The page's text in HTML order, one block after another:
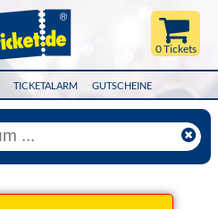
TICKETALARM GUTSCHEINE
0 Tickets